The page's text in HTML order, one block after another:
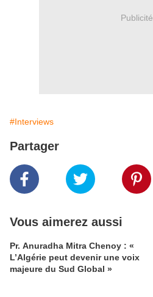
Publicité
#Interviews
Partager
Vous aimerez aussi
Pr. Anuradha Mitra Chenoy : «
L’Algérie peut devenir une voix
majeure du Sud Global »